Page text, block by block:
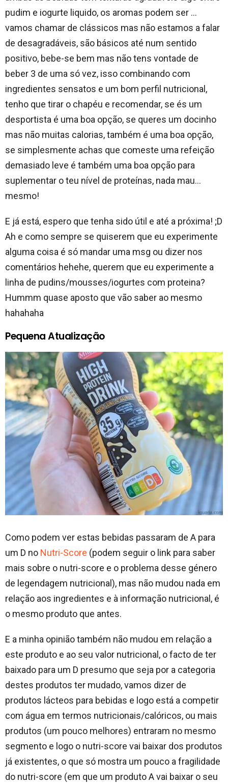
pudim e iogurte liquido, os aromas podem ser …
vamos chamar de clássicos mas não estamos a falar
de desagradáveis, são básicos até num sentido
positivo, bebe-se bem mas não tens vontade de
beber 3 de uma só vez, isso combinando com
ingredientes sensatos e um bom perfil nutricional,
tenho que tirar o chapéu e recomendar, se és um
desportista é uma boa opção, se queres um docinho
mas não muitas calorias, também é uma boa opção,
se simplesmente achas que comeste uma refeição
demasiado leve é também uma boa opção para
suplementar o teu nível de proteínas, nada mau…
mesmo!
E já está, espero que tenha sido útil e até a próxima! ;D
Ah e como sempre se quiserem que eu experimente
alguma coisa é só mandar uma msg ou dizer nos
comentários hehehe, querem que eu experimente a
linha de pudins/mousses/iogurtes com proteina?
Hummm quase aposto que vão saber ao mesmo
hahahaha
Pequena Atualização
Como podem ver estas bebidas passaram de A para
um D no Nutri-Score (podem seguir o link para saber
mais sobre o nutri-score e o problema desse género
de legendagem nutricional), mas não mudou nada em
relação aos ingredientes e à informação nutricional, é
o mesmo produto que antes.
E a minha opinião também não mudou em relação a
este produto e ao seu valor nutricional, o facto de ter
baixado para um D presumo que seja por a categoria
destes produtos ter mudado, vamos dizer de
produtos lácteos para bebidas e logo está a competir
com água em termos nutricionais/calóricos, ou mais
produtos (um pouco melhores) entraram no mesmo
segmento e logo o nutri-score vai baixar dos produtos
já existentes, o que só mostra um pouco a fragilidade
do nutri-score (em que um produto A vai baixar o seu